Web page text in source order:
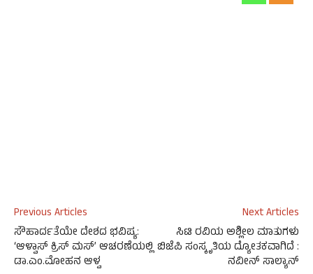
Previous Articles
ಸೌಹಾರ್ದತೆಯೇ ದೇಶದ ಭವಿಷ್ಯ:
‘ಆಳ್ವಾಸ್ ಕ್ರಿಸ್ ಮಸ್’ ಆಚರಣೆಯಲ್ಲಿ
ಡಾ.ಎಂ.ಮೋಹನ ಆಳ್ವ
Next Articles
ಸಿಟಿ ರವಿಯ ಅಶ್ಲೀಲ ಮಾತುಗಳು
ಬಿಜೆಪಿ ಸಂಸ್ಕೃತಿಯ ದ್ಯೋತಕವಾಗಿದೆ :
ನವೀನ್ ಸಾಲ್ಯಾನ್